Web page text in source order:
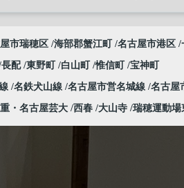
市瑞穂区 海部郡蟹江町 名古屋市港区
長配 東野町 白山町 惟信町 宝神町
名鉄犬山線 名古屋市営名城線 名古屋
・名古屋芸大 西春 大山寺 瑞穂運動場